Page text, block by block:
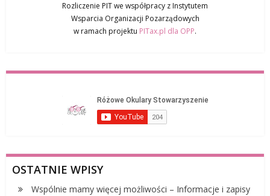
Rozliczenie PIT we współpracy z Instytutem
Wsparcia Organizacji Pozarządowych
w ramach projektu PITax.pl dla OPP.
OSTATNIE WPISY
Wspólnie mamy więcej możliwości – Informacje i zapisy